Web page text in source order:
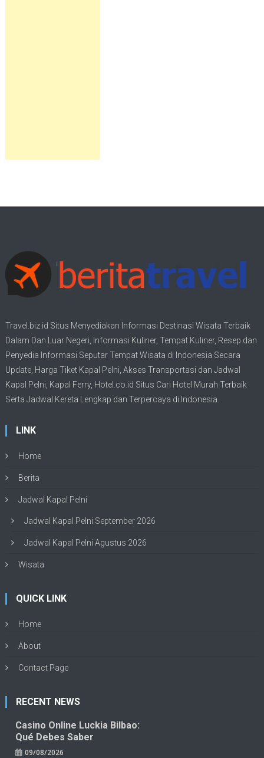
Travel.biz.id Situs Menyediakan Informasi Destinasi Wisata Terbaik
Dalam Dan Luar Negeri, Informasi Kuliner, Tempat Kuliner, Resep dan
Penyedia Informasi Seputar TempatWisata di Indonesia Secara
Update, Harga Tiket Kapal Pelni , Akses Transportasi danJadwal
Kapal Pelni , Kapal Ferry, Hotel.co.id Situs Cari Hotel Murah Terbaik
Serta Jadwal Kereta Lengkap dan Terpercaya di Indonesia.
LINK
Home
Berita
Jadwal Kapal Pelni
Jadwal Kapal Pelni September 2026
Jadwal Kapal Pelni Agustus 2026
Wisata
QUICK LINK
Home
About
Contact Page
RECENT NEWS
Casino Online Luckia Bilbao:
Qué Debes Saber
09/08/2026